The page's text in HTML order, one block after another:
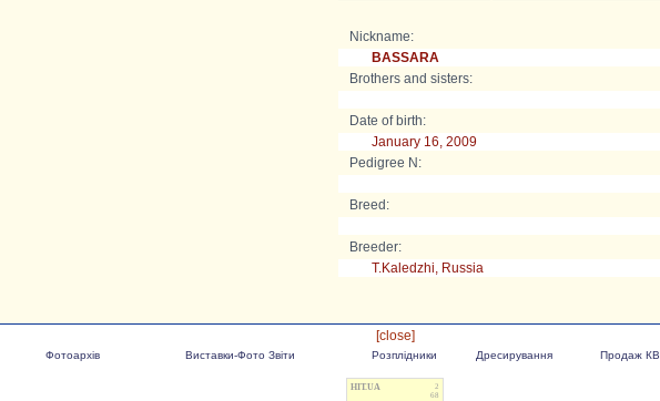
Nickname:
BASSARA
Brothers and sisters:
Date of birth:
January 16, 2009
Pedigree N:
Breed:
Breeder:
T.Kaledzhi, Russia
[close]
Фотоархів Виставки-Фото Звіти Розплідники Дресирування Продаж КВ
HIT.UA
2
68